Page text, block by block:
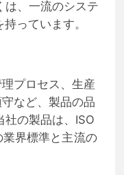
は、一流のシステ
っています。
プロセス、生産
など、製品の品
社の製品は、ISO
業界標準と主流の